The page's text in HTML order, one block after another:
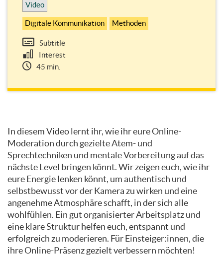
Video
Digitale Kommunikation Methoden
Subtitle
Interest
45 min.
outline
In diesem Video lernt ihr, wie ihr eure Online-
Moderation durch gezielte Atem- und
Sprechtechniken und mentale Vorbereitung auf das
nächste Level bringen könnt. Wir zeigen euch, wie ihr
eure Energie lenken könnt, um authentisch und
selbstbewusst vor der Kamera zu wirken und eine
angenehme Atmosphäre schafft, in der sich alle
wohlfühlen. Ein gut organisierter Arbeitsplatz und
eine klare Struktur helfen euch, entspannt und
erfolgreich zu moderieren. Für Einsteiger:innen, die
ihre Online-Präsenz gezielt verbessern möchten!